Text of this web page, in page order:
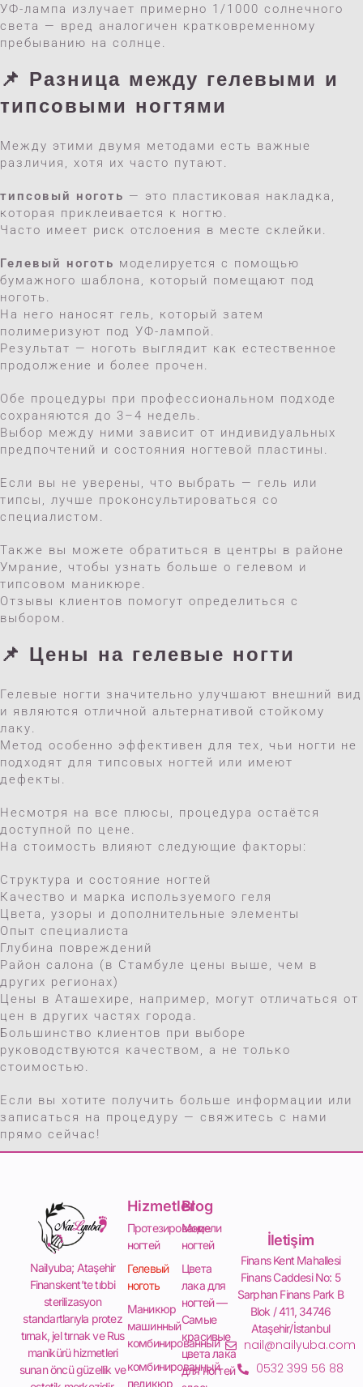
УФ-лампа излучает примерно 1/1000 солнечного
света — вред аналогичен кратковременному
пребыванию на солнце.
📌 Разница между гелевыми и
типсовыми ногтями
Между этими двумя методами есть важные
различия, хотя их часто путают.
типсовый ноготь — это пластиковая накладка,
которая приклеивается к ногтю.
Часто имеет риск отслоения в месте склейки.
Гелевый ноготь моделируется с помощью
бумажного шаблона, который помещают под
ноготь.
На него наносят гель, который затем
полимеризуют под УФ-лампой.
Результат — ноготь выглядит как естественное
продолжение и более прочен.
Обе процедуры при профессиональном подходе
сохраняются до 3–4 недель.
Выбор между ними зависит от индивидуальных
предпочтений и состояния ногтевой пластины.
Если вы не уверены, что выбрать — гель или
типсы, лучше проконсультироваться со
специалистом.
Также вы можете обратиться в центры в районе
Умрание, чтобы узнать больше о гелевом и
типсовом маникюре.
Отзывы клиентов помогут определиться с
выбором.
📌 Цены на гелевые ногти
Гелевые ногти значительно улучшают внешний вид
и являются отличной альтернативой стойкому
лаку.
Метод особенно эффективен для тех, чьи ногти не
подходят для типсовых ногтей или имеют
дефекты.
Несмотря на все плюсы, процедура остаётся
доступной по цене.
На стоимость влияют следующие факторы:
Структура и состояние ногтей
Качество и марка используемого геля
Цвета, узоры и дополнительные элементы
Опыт специалиста
Глубина повреждений
Район салона (в Стамбуле цены выше, чем в
других регионах)
Цены в Аташехире, например, могут отличаться от
цен в других частях города.
Большинство клиентов при выборе
руководствуются качеством, а не только
стоимостью.
Если вы хотите получить больше информации или
записаться на процедуру — свяжитесь с нами
прямо сейчас!
Nailyuba; Ataşehir
Finanskent’te tıbbi
sterilizasyon
standartlarıyla protez
tırnak, jel tırnak ve Rus
manikürü hizmetleri
sunan öncü güzellik ve
Hizmetler
Протезирование
ногтей
Гелевый
ноготь
Маникюр
машинный
комбинированный
комбинированный
педикюр
Blog
Модели
ногтей
Цвета
лака для
ногтей —
Самые
красивые
цвета лака
для ногтей
İletişim
Finans Kent Mahallesi
Finans Caddesi No: 5
Sarphan Finans Park B
Blok / 411, 34746
Ataşehir/İstanbul
nail@nailyuba.com
0532 399 56 88